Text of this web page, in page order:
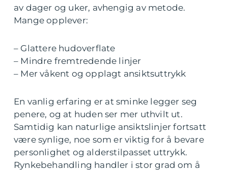
av dager og uker, avhengig av metode.
Mange opplever:
– Glattere hudoverflate
– Mindre fremtredende linjer
– Mer våkent og opplagt ansiktsuttrykk
En vanlig erfaring er at sminke legger seg
penere, og at huden ser mer uthvilt ut.
Samtidig kan naturlige ansiktslinjer fortsatt
være synlige, noe som er viktig for å bevare
personlighet og alderstilpasset uttrykk.
Rynkebehandling handler i stor grad om å